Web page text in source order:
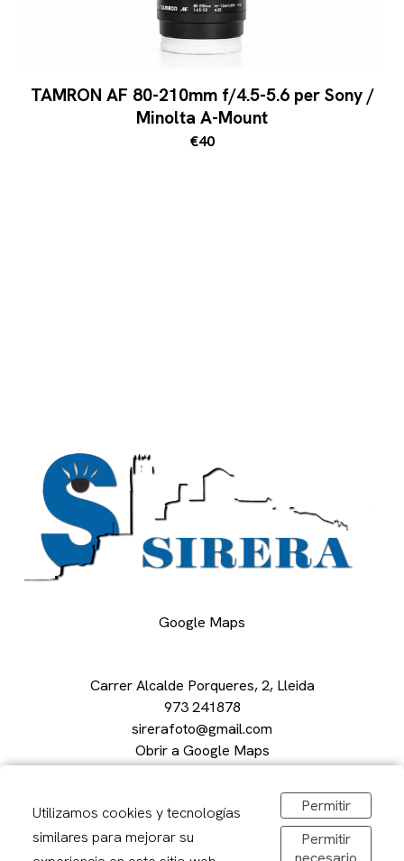
TAMRON AF 80-210mm f/4.5-5.6 per Sony /
Minolta A-Mount
€40
Google Maps
Carrer Alcalde Porqueres, 2, Lleida
973 241878
sirerafoto@gmail.com
Obrir a Google Maps
Utilizamos cookies y tecnologías
similares para mejorar su
Permitir
Permitir